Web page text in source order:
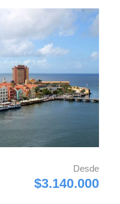
Desde
$3.140.000